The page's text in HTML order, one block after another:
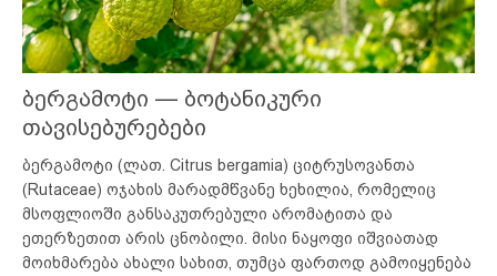
ბერგამოტი — ბოტანიკური
თავისებურებები
ბერგამოტი (ლათ. Citrus bergamia) ციტრუსოვანთა
(Rutaceae) ოჯახის მარადმწვანე ხეხილია, რომელიც
მსოფლიოში განსაკუთრებული არომატითა და
ეთერზეთით არის ცნობილი. მისი ნაყოფი იშვიათად
მოიხმარება ახალი სახით, თუმცა ფართოდ გამოიყენება